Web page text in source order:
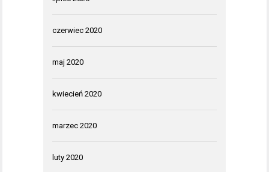
czerwiec 2020
maj 2020
kwiecień 2020
marzec 2020
luty 2020